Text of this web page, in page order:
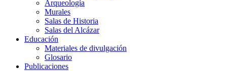
Arqueología
Murales
Salas de Historia
Salas del Alcázar
Educación
Materiales de divulgación
Glosario
Publicaciones